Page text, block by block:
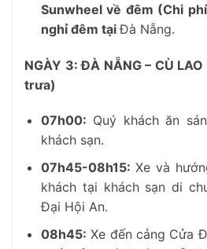
Sunwheel về đêm (Chi
nghỉ đêm tạiĐà Nẵng.
NGÀY 3: ĐÀ NẴNG – CÙ
trưa)
07h00: Quý khách ăn
khách sạn.
07h45-08h15: Xe và
khách tại khách sạn di
Đại Hội An.
08h45: Xe đến cảng Cửa